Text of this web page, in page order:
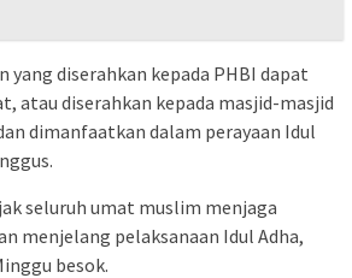
yang diserahkan kepada PHBI dapat
atau diserahkan kepada masjid-masjid
dimanfaatkan dalam perayaan Idul
seluruh umat muslim menjaga
menjelang pelaksanaan Idul Adha,
besok.